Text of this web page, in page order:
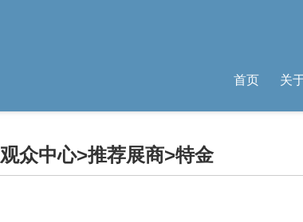
首页 关
观众中心>推荐展商>特金